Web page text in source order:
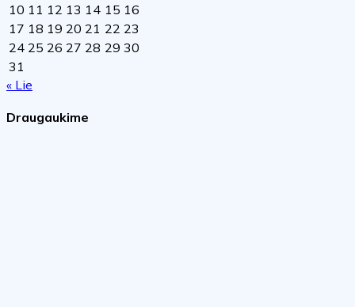
10 11 12 13 14 15 16
17 18 19 20 21 22 23
24 25 26 27 28 29 30
31
« Lie
Draugaukime